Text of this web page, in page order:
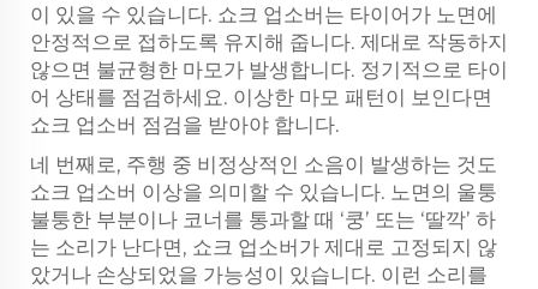
이 있을 수 있습니다. 쇼크 업소버는 타이어가 노면에
안정적으로 접하도록 유지해 줍니다. 제대로 작동하지
않으면 불균형한 마모가 발생합니다. 정기적으로 타이
어 상태를 점검하세요. 이상한 마모 패턴이 보인다면
쇼크 업소버 점검을 받아야 합니다.
네 번째로, 주행 중 비정상적인 소음이 발생하는 것도
쇼크 업소버 이상을 의미할 수 있습니다. 노면의 울퉁
불퉁한 부분이나 코너를 통과할 때 ‘쿵’ 또는 ‘딸깍’ 하
는 소리가 난다면, 쇼크 업소버가 제대로 고정되지 않
았거나 손상되었을 가능성이 있습니다. 이런 소리를